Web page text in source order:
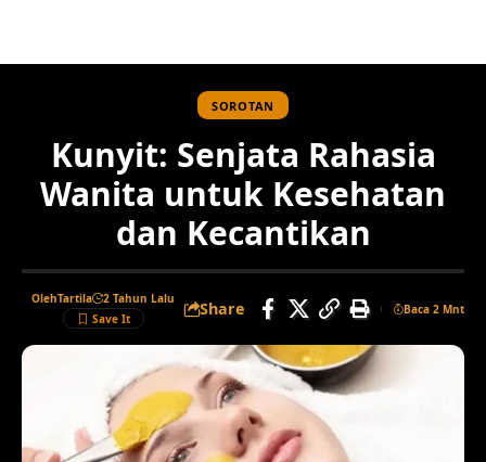
SOROTAN
Kunyit: Senjata Rahasia
Wanita untuk Kesehatan
dan Kecantikan
OlehTartila 2 Tahun Lalu Share Baca 2 Mnt